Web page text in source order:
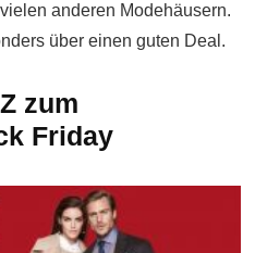
anderen Modehäusern.
über einen guten Deal.
zum
Friday